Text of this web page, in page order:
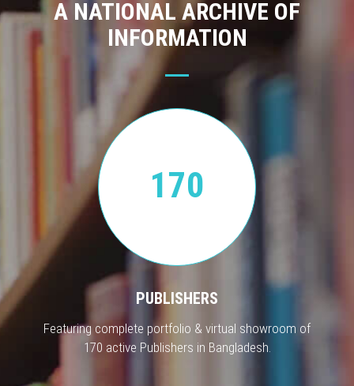
A NATIONAL ARCHIVE OF
INFORMATION
170
PUBLISHERS
Featuring complete portfolio & virtual showroom of
170 active Publishers in Bangladesh.